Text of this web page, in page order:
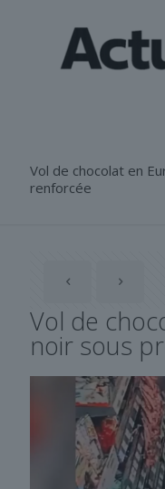
Vol de chocolat en
renforcée
Vol de
noir sous